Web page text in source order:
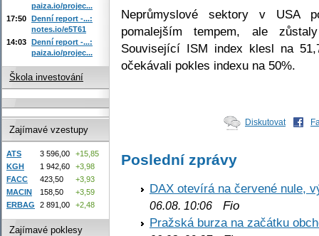
Neprůmyslové sektory v USA
pomalejším tempem, ale
Související ISM index klesl na
očekávali pokles indexu na 50%.
Diskutovat
Poslední zprávy
DAX otevírá na červené nule,
06.08. 10:06 Fio
Pražská burza na začátku
paiza.io/projec...
17:50 Denní report -...:
notes.io/e5T61
14:03 Denní report -...:
paiza.io/projec...
Škola investování
Zajímavé vzestupy
ATS 3 596,00
+15,85
KGH
1 942,60
+3,98
FACC
423,50
+3,93
MACIN
158,50
+3,59
ERBAG
2 891,00 +2,48
Zajímavé poklesy